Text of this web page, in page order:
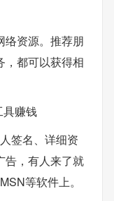
络资源。推荐朋
，都可以获得相
具赚钱
签名、详细资
告，有人来了就
等软件上。